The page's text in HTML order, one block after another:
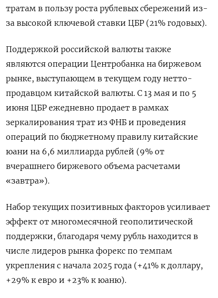
тратам в пользу роста рублевых сбережений из-
за высокой ключевой ставки ЦБР (21% годовых).
Поддержкой российской валюты также
являются операции Центробанка на биржевом
рынке, выступающем в текущем году нетто-
продавцом китайской валюты. С 13 мая и по 5
июня ЦБР ежедневно продает в рамках
зеркалирования трат из ФНБ и проведения
операций по бюджетному правилу китайские
юани на 6,6 миллиарда рублей (9% от
вчерашнего биржевого объема расчетами
«завтра»).
Набор текущих позитивных факторов усиливает
эффект от многомесячной геополитической
поддержки, благодаря чему рубль находится в
числе лидеров рынка форекс по темпам
укрепления с начала 2025 года (+41% к доллару,
+29% к евро и +23% к юаню).